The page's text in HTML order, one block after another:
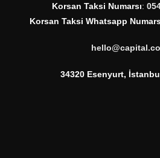
Korsan Taksi Numarsı:
Korsan Taksi Whatsapp
34320 Esenyurt,